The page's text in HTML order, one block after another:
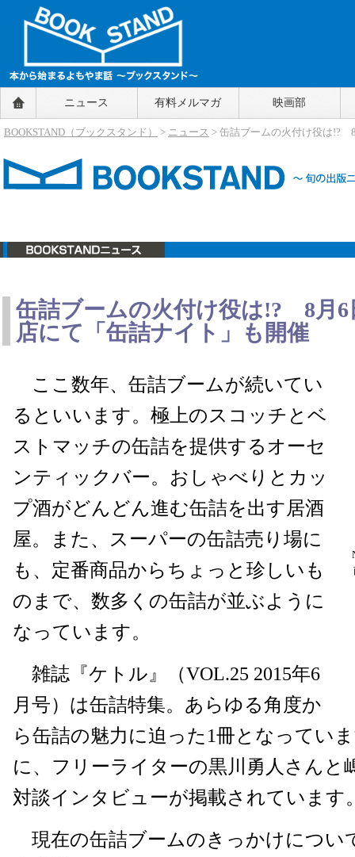
BOOKSTAND（ブックスタンド）
～本から始まるよもやま話～
BOOKSTAND（ブ
ニュース 有料メルマガ 映画部
BOOKSTAND（ブックスタンド） > ニュース > 缶詰ブームの火付け役は!?
缶詰ブームの火付け役は!? 8月6
店にて「缶詰ナイト」も開催
ここ数年、缶詰ブームが続いてい
るといいます。極上のスコッチとベ
ストマッチの缶詰を提供するオーセ
ンティックバー。おしゃべりとカッ
プ酒がどんどん進む缶詰を出す居酒
屋。また、スーパーの缶詰売り場に
も、定番商品からちょっと珍しいも
のまで、数多くの缶詰が並ぶように
なっています。
雑誌『ケトル』（VOL.25 2015年6
月号）は缶詰特集。あらゆる角度か
ら缶詰の魅力に迫った1冊となってい
に、フリーライターの黒川勇人さんと
対談インタビューが掲載されています
現在の缶詰ブームのきっかけについ